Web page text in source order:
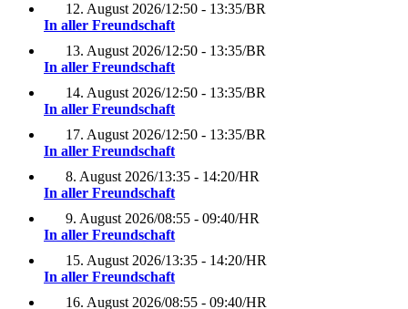
12. August 2026/12:50 - 13:35/BR
In aller Freundschaft
13. August 2026/12:50 - 13:35/BR
In aller Freundschaft
14. August 2026/12:50 - 13:35/BR
In aller Freundschaft
17. August 2026/12:50 - 13:35/BR
In aller Freundschaft
8. August 2026/13:35 - 14:20/HR
In aller Freundschaft
9. August 2026/08:55 - 09:40/HR
In aller Freundschaft
15. August 2026/13:35 - 14:20/HR
In aller Freundschaft
16. August 2026/08:55 - 09:40/HR